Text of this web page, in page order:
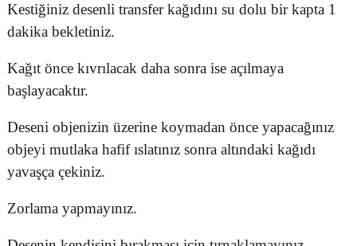
Kestiğiniz desenli transfer kağıdını su dolu bir kapta 1
dakika bekletiniz.
Kağıt önce kıvrılacak daha sonra ise açılmaya
başlayacaktır.
Deseni objenizin üzerine koymadan önce yapacağınız
objeyi mutlaka hafif ıslatınız sonra altındaki kağıdı
yavaşça çekiniz.
Zorlama yapmayınız.